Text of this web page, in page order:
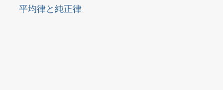
平均律と純正律